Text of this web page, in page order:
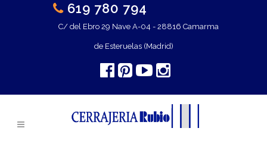
619 780 794
C/ del Ebro 29 Nave A-04 - 28816 Camarma
de Esteruelas (Madrid)